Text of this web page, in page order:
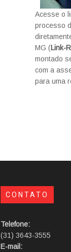
Acesse o
processo
MG (Link-
montado
com a
para uma
CONTATO
Telefone:
(31) 3643-3555
E-mail: